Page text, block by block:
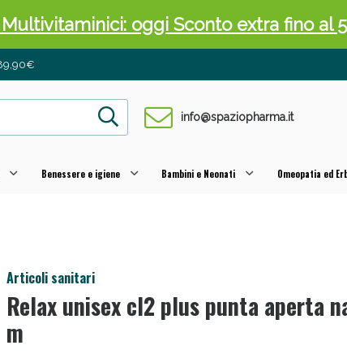
info@spaziopharma.it
Benessere e igiene Bambini e Neonati Omeopatia ed
Articoli sanitari
Relax unisex cl2 plus punta aperta
m
oggi Sconto extra fino al
e Fanghi: Sconto fino al 40% valido